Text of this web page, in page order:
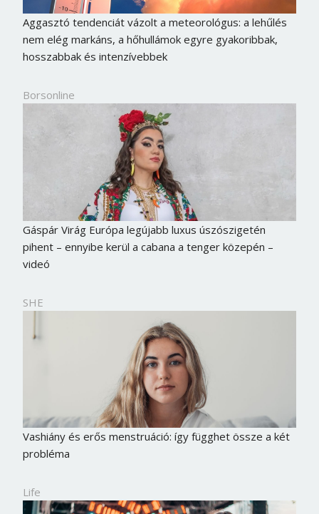
Aggasztó tendenciát vázolt a meteorológus: a lehűlés
nem elég markáns, a hőhullámok egyre gyakoribbak,
hosszabbak és intenzívebbek
Borsonline
Gáspár Virág Európa legújabb luxus úszószigetén
pihent – ennyibe kerül a cabana a tenger közepén –
videó
SHE
Vashiány és erős menstruáció: így függhet össze a két
probléma
Life